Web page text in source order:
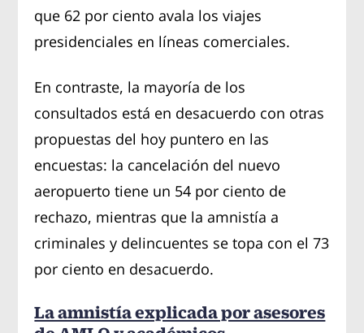
que 62 por ciento avala los viajes
presidenciales en líneas comerciales.
En contraste, la mayoría de los
consultados está en desacuerdo con otras
propuestas del hoy puntero en las
encuestas: la cancelación del nuevo
aeropuerto tiene un 54 por ciento de
rechazo, mientras que la amnistía a
criminales y delincuentes se topa con el 73
por ciento en desacuerdo.
La amnistía explicada por asesores